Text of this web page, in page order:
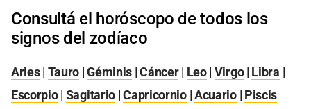
Consultá el horóscopo de todos los
signos del zodíaco
Aries| Tauro |Géminis |Cáncer| Leo| Virgo| Libra |
Escorpio| Sagitario |Capricornio|Acuario| Piscis